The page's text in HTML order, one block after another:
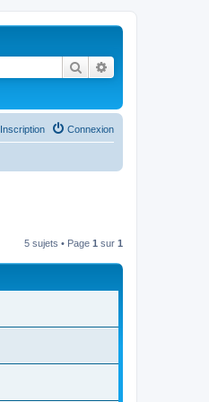
Rechercher
Connexion
Inscription
5 sujets • Page 1 sur 1